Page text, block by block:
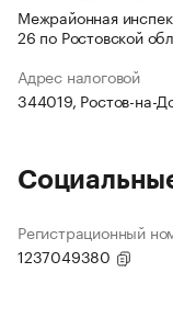
Межрайонная
26 по Ростовской
Адрес налоговой
344019, Ростов-на-
Регистрационный
1237049380